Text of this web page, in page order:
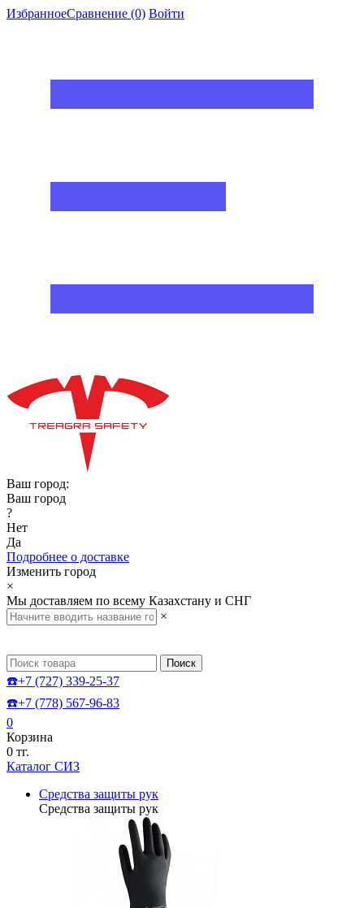
ИзбранноеСравнение (0) Войти
Ваш город:
Ваш город
?
Нет
Да
Подробнее о доставке
Изменить город
×
Мы доставляем по всему Казахстану и СНГ
×
Поиск
☎️+7 (727) 339-25-37
☎️+7 (778) 567-96-83
0
Корзина
0 тг.
Каталог СИЗ
Средства защиты рук
Средства защиты рук